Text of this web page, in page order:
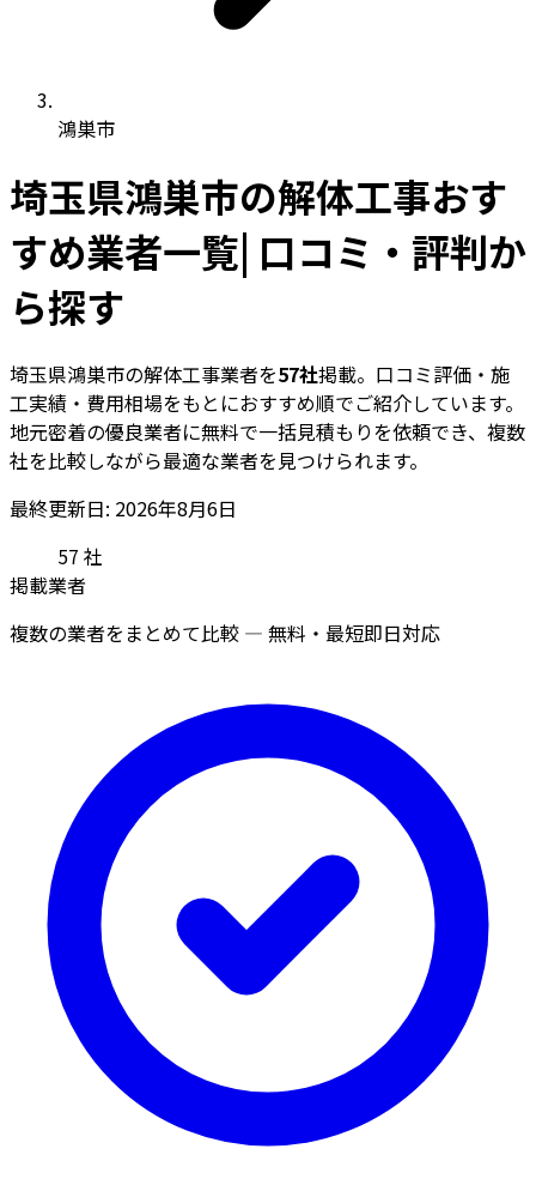
鴻巣市
埼玉県鴻巣市の解体工事おす
すめ業者一覧| 口コミ・評判か
ら探す
埼玉県鴻巣市の解体工事業者を57社掲載。口コミ評価・施
工実績・費用相場をもとにおすすめ順でご紹介しています。
地元密着の優良業者に無料で一括見積もりを依頼でき、複数
社を比較しながら最適な業者を見つけられます。
最終更新日: 2026年8月6日
57 社
掲載業者
複数の業者をまとめて比較 — 無料・最短即日対応